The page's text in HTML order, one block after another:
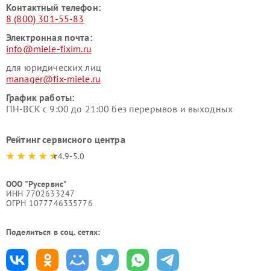
Контактный телефон:
8 (800) 301-55-83
Электронная почта:
info@miele-fixim.ru
для юридических лиц
manager@fix-miele.ru
График работы:
ПН-ВСК с 9:00 до 21:00 без перерывов и выходных
Рейтинг сервисного центра
4.9-5.0
ООО "Русервис"
ИНН 7702633247
ОГРН 1077746335776
Поделиться в соц. сетях: